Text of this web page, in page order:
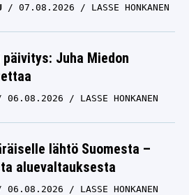
Tennis: Jääkö legenda
Andy Murrayn
joutsenlaulu soimatta?
ANDY MURRAY
ANTTI METSÄLÄ
07.08.2026 LASSE HONKANEN
Juha Miedon
06.08.2026 LASSE HONKANEN
lähtö Suomesta –
aluevaltauksesta
06.08.2026 LASSE HONKANEN